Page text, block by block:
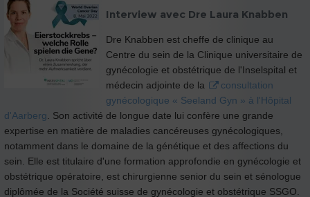
Interview avec Dre Laura Knabben
Dre Knabben est cheffe de clinique au
Centre du sein de la Clinique universitaire de
gynécologie et obstétrique de l'Inselspital et
médecin adjointe de la
consultation
gynécologique « Seeland Gyn » à l'Hôpital
d'Aarberg . Son activité de longue date lui confère une grande
expertise en matière de maladies cancéreuses gynécologiques,
notamment dans le domaine de la génétique et des affections du
sein. Elle est titulaire d'une formation approfondie en gynécologie et
obstétrique opératoire, est chirurgienne senior du sein et sénologue
diplômée de la Société suisse de gynécologie et obstétrique SSGO.